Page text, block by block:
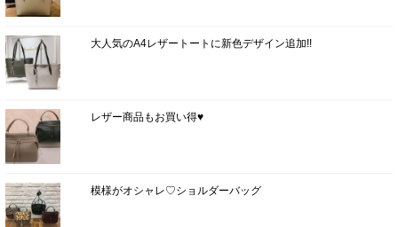
大人気のA4レザートートに新色デザイン追加!!
レザー商品もお買い得♥
模様がオシャレ♡ショルダーバッグ